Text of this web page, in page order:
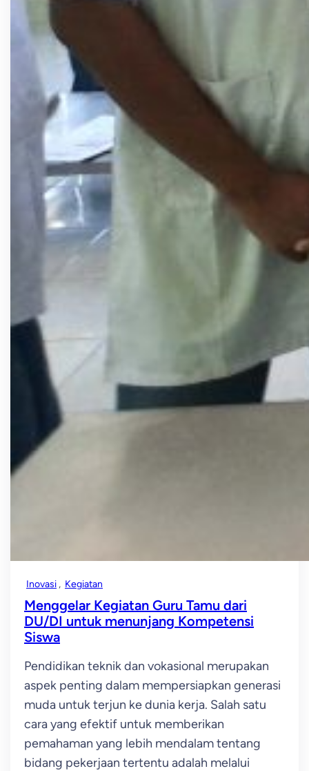
Inovasi , Kegiatan
Menggelar Kegiatan Guru Tamu dari
DU/DI untuk menunjang Kompetensi
Siswa
Pendidikan teknik dan vokasional merupakan
aspek penting dalam mempersiapkan generasi
muda untuk terjun ke dunia kerja. Salah satu
cara yang efektif untuk memberikan
pemahaman yang lebih mendalam tentang
bidang pekerjaan tertentu adalah melalui